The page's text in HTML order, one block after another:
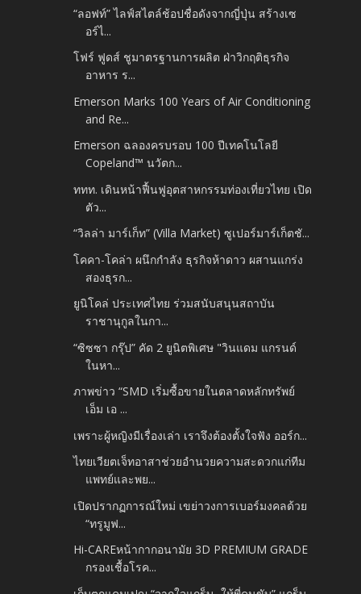
“ลอฟท์” ไลฟ์สไตล์ช้อปชื่อดังจากญี่ปุ่น สร้างเซ
อร์ไ...
โฟร์ ฟูดส์ ชูมาตรฐานการผลิต ฝ่าวิกฤติธุรกิจ
อาหาร ร...
Emerson Marks 100 Years of Air Conditioning
and Re...
Emerson ฉลองครบรอบ 100 ปีเทคโนโลยี
Copeland™ นวัตก...
ททท. เดินหน้าฟื้นฟูอุตสาหกรรมท่องเที่ยวไทย เปิด
ตัว...
“วิลล่า มาร์เก็ท” (Villa Market) ซูเปอร์มาร์เก็ตชั...
โคคา-โคล่า ผนึกกำลัง ธุรกิจห้าดาว ผสานแกร่ง
สองธุรก...
ยูนิโคล่ ประเทศไทย ร่วมสนับสนุนสถาบัน
ราชานุกูลในกา...
“ซิซซา กรุ๊ป” คัด 2 ยูนิตพิเศษ "วินแดม แกรนด์
ในหา...
ภาพข่าว “SMD เริ่มซื้อขายในตลาดหลักทรัพย์
เอ็ม เอ ...
เพราะผู้หญิงมีเรื่องเล่า เราจึงต้องตั้งใจฟัง ออร์ก...
ไทยเวียตเจ็ทอาสาช่วยอำนวยความสะดวกแก่ทีม
แพทย์และพย...
เปิดปรากฏการณ์ใหม่ เขย่าวงการเบอร์มงคลด้วย
“ทรูมูฟ...
Hi-CAREหน้ากากอนามัย 3D PREMIUM GRADE
กรองเชื้อโรค...